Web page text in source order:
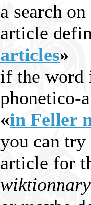
a search
article
articles»
if the word
phonetico-
«in Feller
you can try
article for
wiktionnary